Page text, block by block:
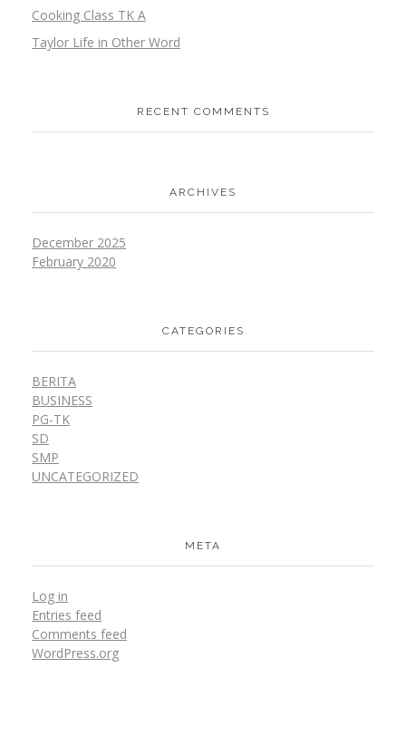
Cooking Class TK A
Taylor Life in Other Word
RECENT COMMENTS
ARCHIVES
December 2025
February 2020
CATEGORIES
BERITA
BUSINESS
PG-TK
SD
SMP
UNCATEGORIZED
META
Log in
Entries feed
Comments feed
WordPress.org